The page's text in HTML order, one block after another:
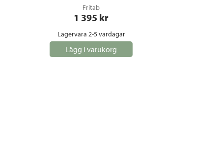
Fritab
1 395 kr
Lagervara 2-5 vardagar
Lägg i varukorg